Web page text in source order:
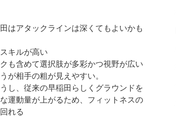
はアタックラインは深くてもよいかも
キルが高い
も含めて選択肢が多彩かつ視野が広い
が相手の粗が見えやすい。
し、従来の早稲田らしくグラウンドを
運動量が上がるため、フィットネスの
れる